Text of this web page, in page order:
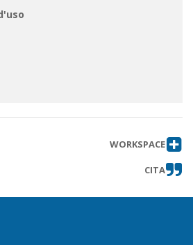
WORKSPACE
CITA